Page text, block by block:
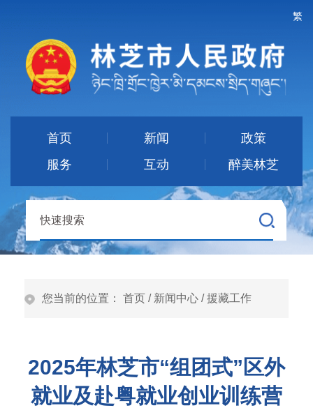
繁
首页 新闻
政策
服务
互动 醉美林芝
您当前的位置： 首页 / 新闻中心 /援藏工作
2025年林芝市“组团式”区外
就业及赴粤就业创业训练营